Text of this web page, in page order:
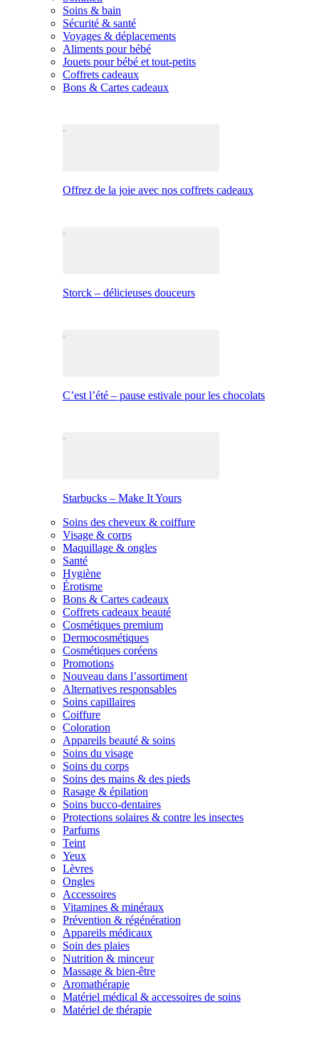
Soins & bain
Sécurité & santé
Voyages & déplacements
Aliments pour bébé
Jouets pour bébé et tout-petits
Coffrets cadeaux
Bons & Cartes cadeaux
Offrez de la joie avec nos coffrets cadeaux
Storck – délicieuses douceurs
C’est l’été – pause estivale pour les chocolats
Starbucks – Make It Yours
Soins des cheveux & coiffure
Visage & corps
Maquillage & ongles
Santé
Hygiène
Érotisme
Bons & Cartes cadeaux
Coffrets cadeaux beauté
Cosmétiques premium
Dermocosmétiques
Cosmétiques coréens
Promotions
Nouveau dans l’assortiment
Alternatives responsables
Soins capillaires
Coiffure
Coloration
Appareils beauté & soins
Soins du visage
Soins du corps
Soins des mains & des pieds
Rasage & épilation
Soins bucco-dentaires
Protections solaires & contre les insectes
Parfums
Teint
Yeux
Lèvres
Ongles
Accessoires
Vitamines & minéraux
Prévention & régénération
Appareils médicaux
Soin des plaies
Nutrition & minceur
Massage & bien-être
Aromathérapie
Matériel médical & accessoires de soins
Matériel de thérapie